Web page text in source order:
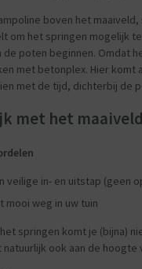
boven het
om het springen mogelijk
de poten beginnen. Omdat
met betonplex. Hier
met de tijd, dichterbij de
met het
veilige in- en uitstap (geen
mooi weg in uw tuin
springen komt je (bijna)
natuurlijk ook aan de hoogte